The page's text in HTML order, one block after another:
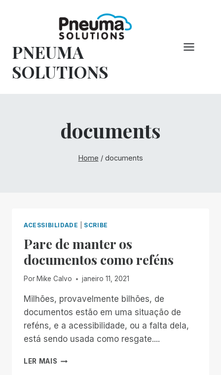
conteúdo
PNEUMA
SOLUTIONS
documents
Home / documents
ACESSIBILIDADE SCRIBE
Pare de manter os
documentos como reféns
Por Mike Calvo janeiro 11, 2021
Milhões, provavelmente bilhões, de
documentos estão em uma situação de
reféns, e a acessibilidade, ou a falta dela,
está sendo usada como resgate....
LER MAIS PARE